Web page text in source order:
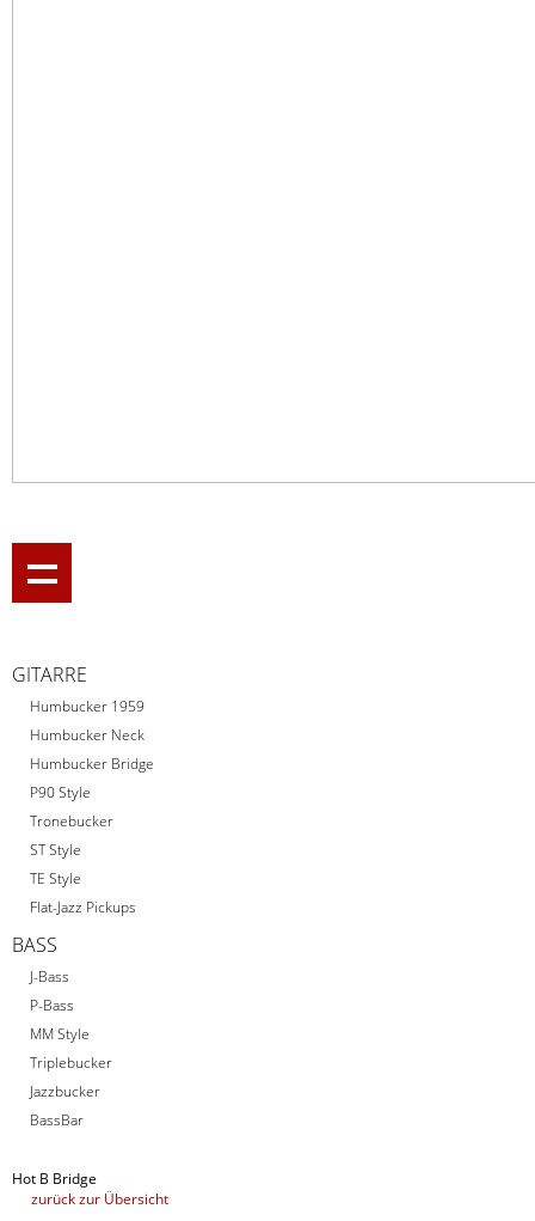
GITARRE
Humbucker 1959
Humbucker Neck
Humbucker Bridge
P90 Style
Tronebucker
ST Style
TE Style
Flat-Jazz Pickups
BASS
J-Bass
P-Bass
MM Style
Triplebucker
Jazzbucker
BassBar
Hot B Bridge
zurück zur Übersicht